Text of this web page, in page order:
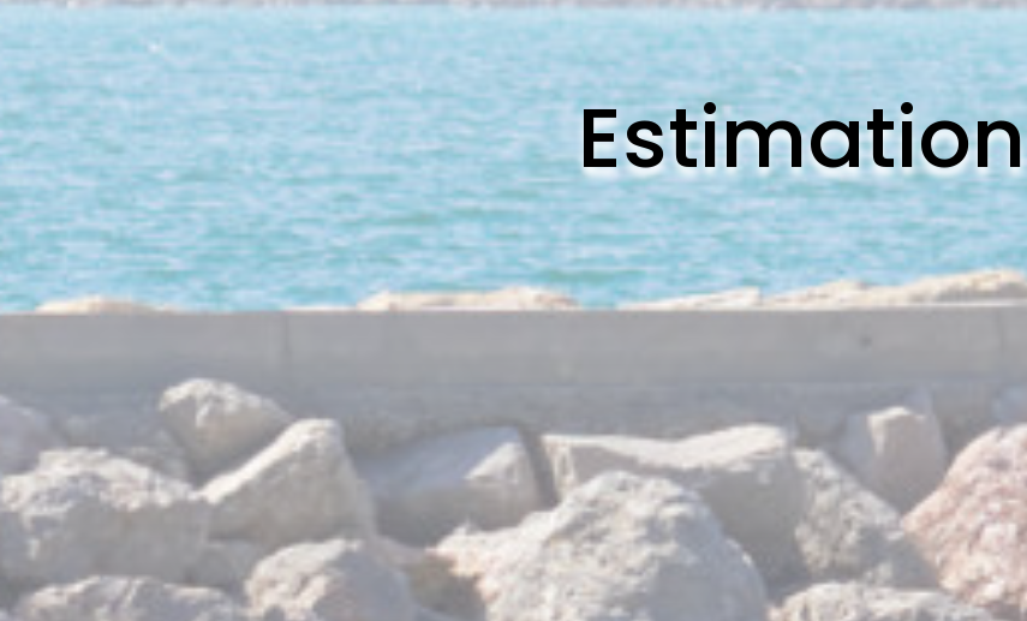
Estimation